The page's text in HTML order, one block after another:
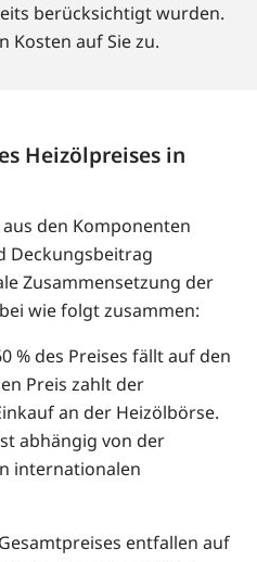
berücksichtigt wurden.
Kosten auf Sie zu.
Heizölpreises in
den Komponenten
Deckungsbeitrag
Zusammensetzung der
wie folgt zusammen:
% des Preises fällt auf den
Preis zahlt der
an der Heizölbörse.
abhängig von der
internationalen
entfallen auf